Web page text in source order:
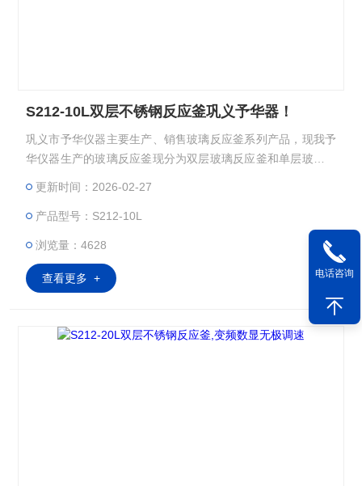
S212-10L双层不锈钢反应釜巩义予华器！
巩义市予华仪器主要生产、销售玻璃反应釜系列产品，现我予
华仪器生产的玻璃反应釜现分为双层玻璃反应釜和单层玻璃反
可以达到－80℃）；双层玻璃反应釜可以抽真空，做负压反
应。而且它的独到的设计使试验更加的安全，更加的方便。：
更新时间：2026-02-27
产品型号：S212-10L
浏览量：4628
查看更多 + 电话咨询